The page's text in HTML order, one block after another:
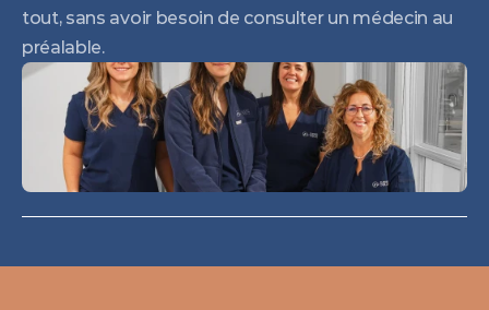
tout, sans avoir besoin de consulter un médecin au
préalable.